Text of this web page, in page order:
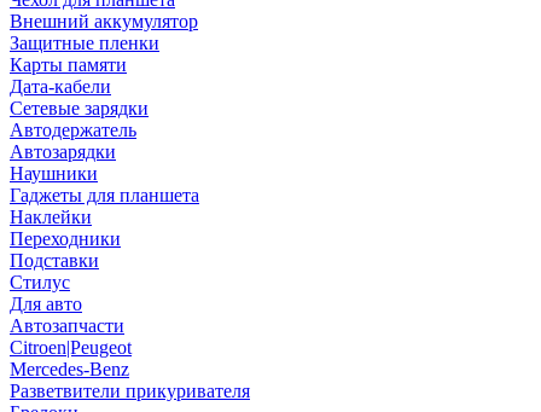
Внешний аккумулятор
Защитные пленки
Карты памяти
Дата-кабели
Сетевые зарядки
Автодержатель
Автозарядки
Наушники
Гаджеты для планшета
Наклейки
Переходники
Подставки
Стилус
Для авто
Автозапчасти
Citroen|Peugeot
Mercedes-Benz
Разветвители прикуривателя